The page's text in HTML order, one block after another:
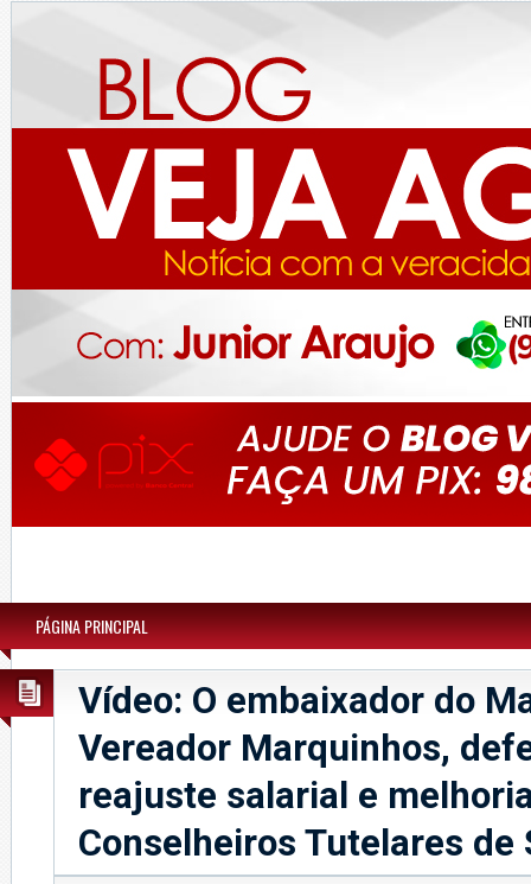
PÁGINA PRINCIPAL
Vídeo: O embaixador do
Vereador Marquinhos,
reajuste salarial e
Conselheiros Tutelares de